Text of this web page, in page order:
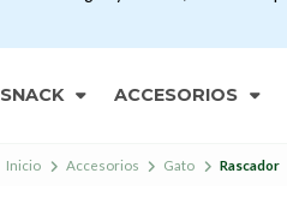
SNACK ACCESORIOS
Inicio Accesorios Gato Rascador